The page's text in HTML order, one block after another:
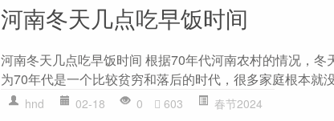
河南冬天几点吃早饭时间
河南冬天几点吃早饭时间 根据70年代河南农村的情况，
为70年代是一个比较贫穷和落后的时代，很多家庭根本就
hnd 02-18 0 603 春节2024